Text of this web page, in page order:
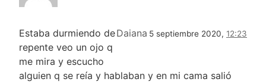
Daiana 5 septiembre 2020, 12:23
Estaba durmiendo de
repente veo un ojo q
me mira y escucho
alguien q se reía y hablaban y en mi cama salió